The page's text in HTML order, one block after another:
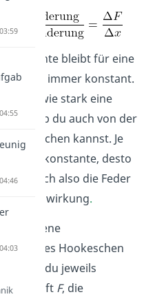
bleibt für eine
Feder immer konstant.
an, wie stark eine
weshalb du auch von der
sprechen kannst. Je
Federkonstante, desto
sich also die Feder
Krafteinwirkung.
des Hookeschen
kannst du jeweils
die Kraft F, die